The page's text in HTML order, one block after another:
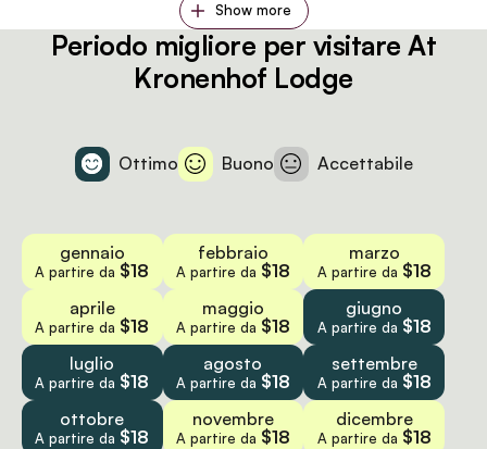
Show more
Periodo migliore per visitare At
Kronenhof Lodge
Ottimo Buono Accettabile
gennaio
A partire da $18
febbraio
A partire da $18
marzo
A partire da $18
aprile
A partire da $18
maggio
A partire da $18
giugno
A partire da $18
luglio
A partire da $18
agosto
A partire da $18
settembre
A partire da $18
ottobre
A partire da $18
novembre
A partire da $18
dicembre
A partire da $18